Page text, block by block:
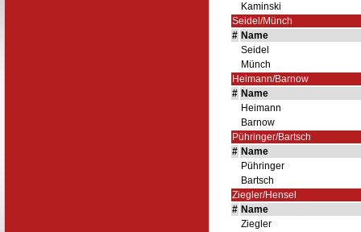
Kaminski
Seidel/Münch
# Name
Seidel
Münch
Heimann/Barnow
# Name
Heimann
Barnow
Pühringer/Bartsch
# Name
Pühringer
Bartsch
Ziegler/Hensel
# Name
Ziegler